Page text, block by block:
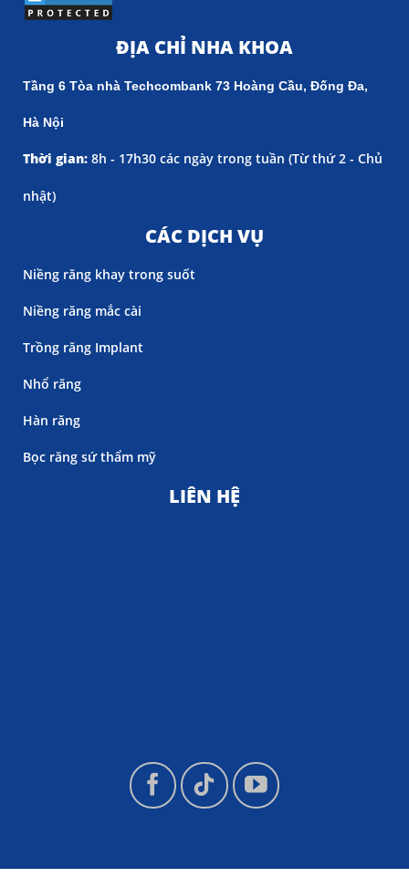
ĐỊA CHỈ NHA KHOA
Tầng 6 Tòa nhà Techcombank 73 Hoàng Cầu, Đống Đa,
Hà Nội
Thời gian: 8h - 17h30 các ngày trong tuần (Từ thứ 2 - Chủ
nhật)
CÁC DỊCH VỤ
Niềng răng khay trong suốt
Niềng răng mắc cài
Trồng răng Implant
Nhổ răng
Hàn răng
Bọc răng sứ thẩm mỹ
LIÊN HỆ